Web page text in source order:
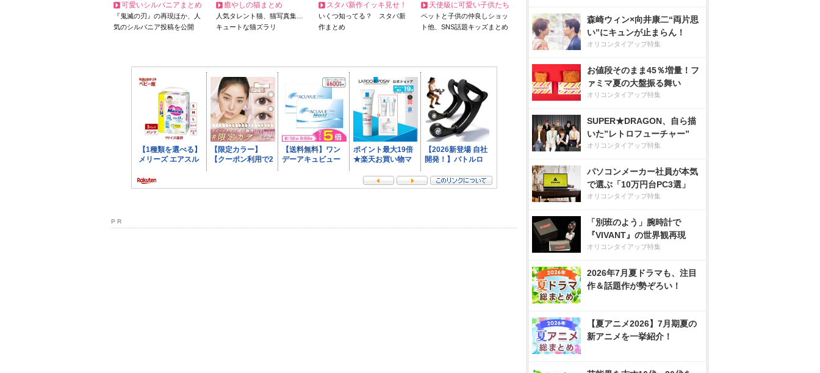
可愛いシルバニアまとめ
『鬼滅の刃』の再現ほか、人
気のシルバニア投稿を公開
癒やしの猫まとめ
人気タレント猫、猫写真集…
キュートな猫ズラリ
スタバ新作イッキ見せ！
いくつ知ってる？ スタバ新
作まとめ
天使級に可愛い子供たち
ペットと子供の仲良しショッ
ト他、SNS話題キッズまとめ
P R
森崎ウィン×向井康二“両片思
い”にキュンが止まらん！
オリコンタイアップ特集
お値段そのまま45％増量！フ
ァミマ夏の大盤振る舞い
オリコンタイアップ特集
SUPER★DRAGON、自ら描
いた”レトロフューチャー”
オリコンタイアップ特集
パソコンメーカー社員が本気
で選ぶ「10万円台PC3選」
オリコンタイアップ特集
「別班のよう」腕時計で
『VIVANT』の世界観再現
オリコンタイアップ特集
2026年7月夏ドラマも、注目
作＆話題作が勢ぞろい！
【夏アニメ2026】7月期夏の
新アニメを一挙紹介！